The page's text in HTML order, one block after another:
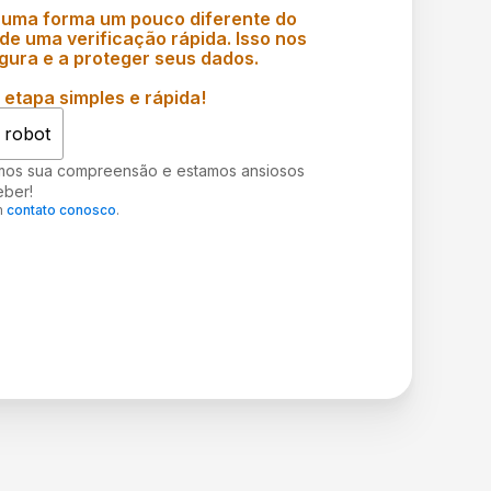
forma um pouco diferente do
uma verificação rápida. Isso nos
e a proteger seus dados.
simples e rápida!
robot
sua compreensão e estamos ansiosos
contato conosco.